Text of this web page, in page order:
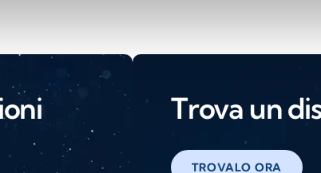
Trova un
TROVALO ORA